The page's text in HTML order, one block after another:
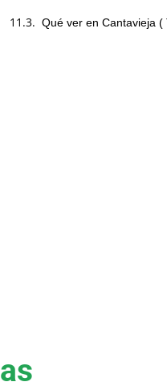
Qué ver en Cantavieja